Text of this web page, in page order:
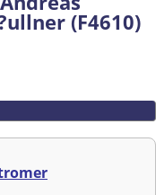
(F4610)